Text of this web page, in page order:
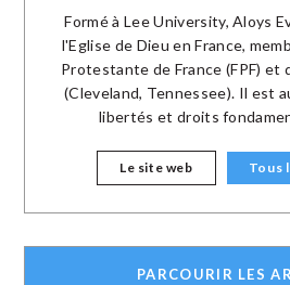
Formé à Lee University, Aloys
l'Eglise de Dieu en France,
Protestante de France (FPF) et
(Cleveland, Tennessee). Il est
libertés et droits
Le site web Tous
PARCOURIR LES